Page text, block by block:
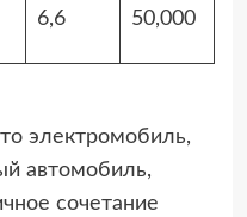
6,6 50,000
электромобиль,
автомобиль,
сочетание